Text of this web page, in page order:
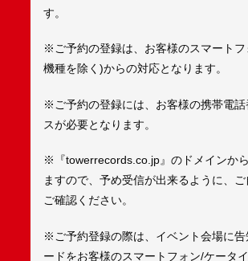
す。
※ご予約の登録は、お客様のスマート
機種を除く)からの対応となります。
※ご予約の登録には、お客様の携帯電
スが必要となります。
※『towerrecords.co.jp』のドメインか
ますので、予め受信が出来るように、
ご確認ください。
※ご予約登録の際は、イベント会場に告
ードをお客様のスマートフォン/ケータ